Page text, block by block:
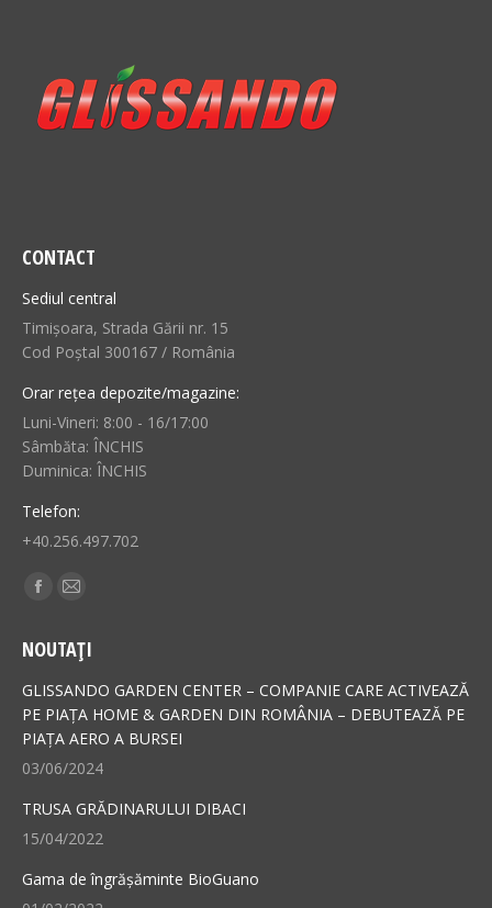
CONTACT
Sediul central
Timișoara, Strada Gării nr. 15
Cod Poștal 300167 / România
Orar rețea depozite/magazine:
Luni-Vineri: 8:00 - 16/17:00
Sâmbăta: ÎNCHIS
Duminica: ÎNCHIS
Telefon:
+40.256.497.702
Find us on:
Facebook
opens
in
new
window
Mail
opens
in
new
window
NOUTAȚI
GLISSANDO GARDEN CENTER – COMPANIE CARE ACTIVEAZĂ
PE PIAȚA HOME & GARDEN DIN ROMÂNIA – DEBUTEAZĂ PE
PIAȚA AERO A BURSEI
03/06/2024
TRUSA GRĂDINARULUI DIBACI
15/04/2022
Gama de îngrășăminte BioGuano